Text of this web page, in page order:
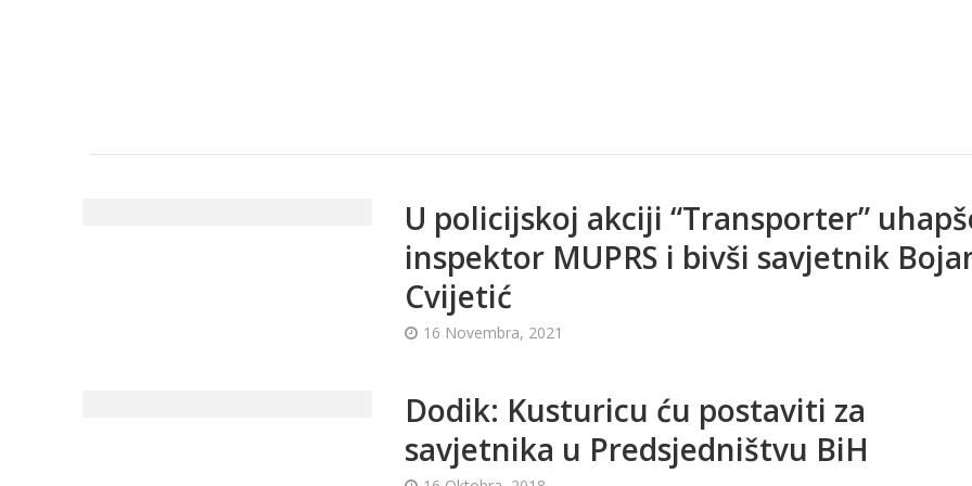
U policijskoj akciji “Transporter”
inspektor MUPRS i bivši savjetnik
Cvijetić
16 Novembra, 2021
Dodik: Kusturicu ću postaviti za
savjetnika u Predsjedništvu BiH